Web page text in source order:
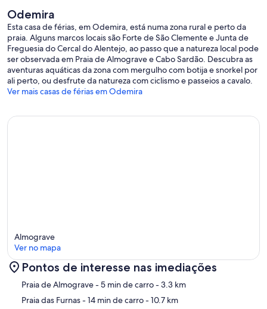
Odemira
Esta casa de férias, em Odemira, está numa zona rural e perto da
praia. Alguns marcos locais são Forte de São Clemente e Junta de
Freguesia do Cercal do Alentejo, ao passo que a natureza local pode
ser observada em Praia de Almograve e Cabo Sardão. Descubra as
aventuras aquáticas da zona com mergulho com botija e snorkel por
ali perto, ou desfrute da natureza com ciclismo e passeios a cavalo.
Ver mais casas de férias em Odemira
Mapa
Almograve
Ver no mapa
Pontos de interesse nas imediações
Praia de Almograve- 5 min de carro- 3.3 km
Praia das Furnas- 14 min de carro- 10.7 km